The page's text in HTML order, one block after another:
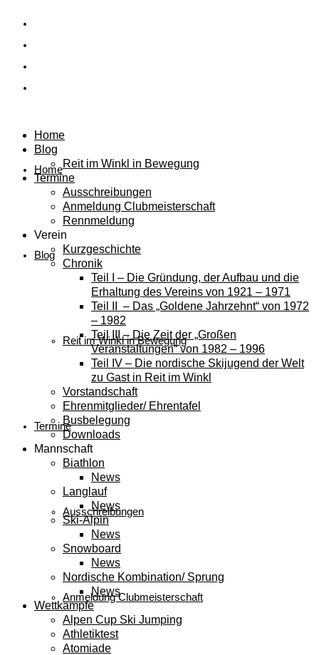
Home
Blog
Reit im Winkl in Bewegung
Termine
Ausschreibungen
Anmeldung Clubmeisterschaft
Home
Blog
Reit im Winkl in Bewegung
Termine
Ausschreibungen
Anmeldung Clubmeisterschaft
Rennmeldung
Verein
Kurzgeschichte
Chronik
Teil I – Die Gründung, der Aufbau und die
Erhaltung des Vereins von 1921 – 1971
Teil II – Das „Goldene Jahrzehnt“ von 1972
– 1982
Teil III – Die Zeit der „Großen
Veranstaltungen“ von 1982 – 1996
Teil IV – Die nordische Skijugend der Welt
zu Gast in Reit im Winkl
Vorstandschaft
Ehrenmitglieder/ Ehrentafel
Busbelegung
Downloads
Mannschaft
Biathlon
News
Langlauf
News
Ski-Alpin
News
Snowboard
News
Nordische Kombination/ Sprung
News
Wettkämpfe
Alpen Cup Ski Jumping
Athletiktest
Atomiade